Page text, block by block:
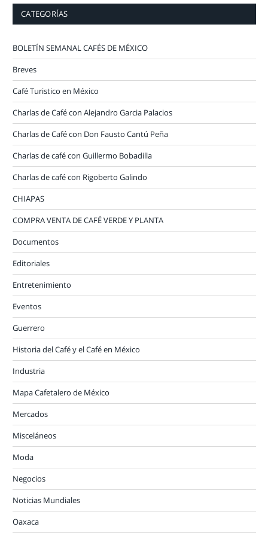
CATEGORÍAS
BOLETÍN SEMANAL CAFÉS DE MÉXICO
Breves
Café Turistico en México
Charlas de Café con Alejandro Garcia Palacios
Charlas de Café con Don Fausto Cantú Peña
Charlas de café con Guillermo Bobadilla
Charlas de café con Rigoberto Galindo
CHIAPAS
COMPRA VENTA DE CAFÉ VERDE Y PLANTA
Documentos
Editoriales
Entretenimiento
Eventos
Guerrero
Historia del Café y el Café en México
Industria
Mapa Cafetalero de México
Mercados
Misceláneos
Moda
Negocios
Noticias Mundiales
Oaxaca